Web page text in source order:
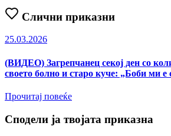
Слични приказни
25.03.2026
(ВИДЕО) Загрепчанец секој ден со
своето болно и старо куче: „Боби ми е
Прочитај повеќе
Сподели ја твојата приказна